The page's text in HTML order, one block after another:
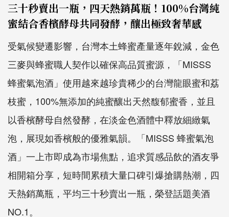
三十秒賣出一瓶，四天熱銷萬瓶！100%台灣純
蜜結合香檳酵母共同發酵，釀出極致奢華感
受氣候變遷影響，台灣本土蜂蜜產量逐年銳減，金色
三麥與蜂蜜職人契作以確保高品質蜜源，「MISSS
蜂蜜氣泡酒」使用越來越珍貴稀少的台灣龍眼蜜和荔
枝蜜，100%無添加的純蜜釀出天然馥郁蜜香，並且
以香檳酵母自然發酵，在淡金色酒體中釋放細緻氣
泡，展現如香檳般的優雅氣韻。「MISSS 蜂蜜氣泡
酒」一上市即成為市場焦點，追求質感品飲的酒友爭
相開箱分享，短時間累積大量口碑引爆搶購熱潮，四
天熱銷萬瓶，平均三十秒賣出一瓶，榮登話題美酒
NO.1。